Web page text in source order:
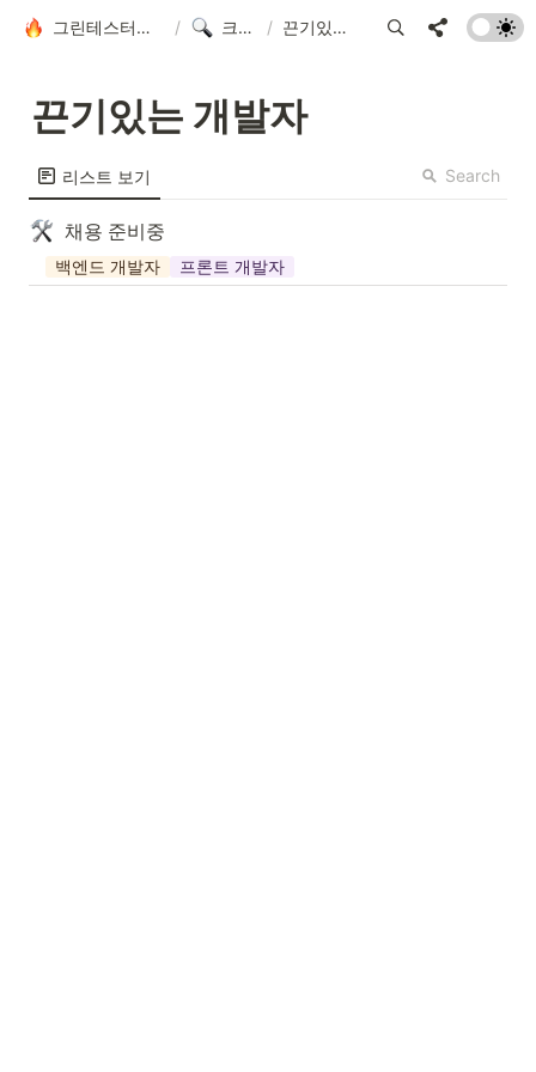
그린테스터에 오신 걸 환영합니다! / 크루 모집 / 끈기있는 개발자
끈기있는 개발자
리스트 보기 Search
채용 준비중
백엔드 개발자 프론트 개발자